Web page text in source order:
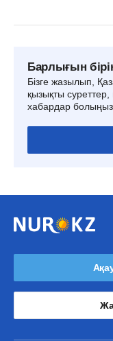
Барлығын
Бізге жазылып,
қызықты
хабардар болыңыз.